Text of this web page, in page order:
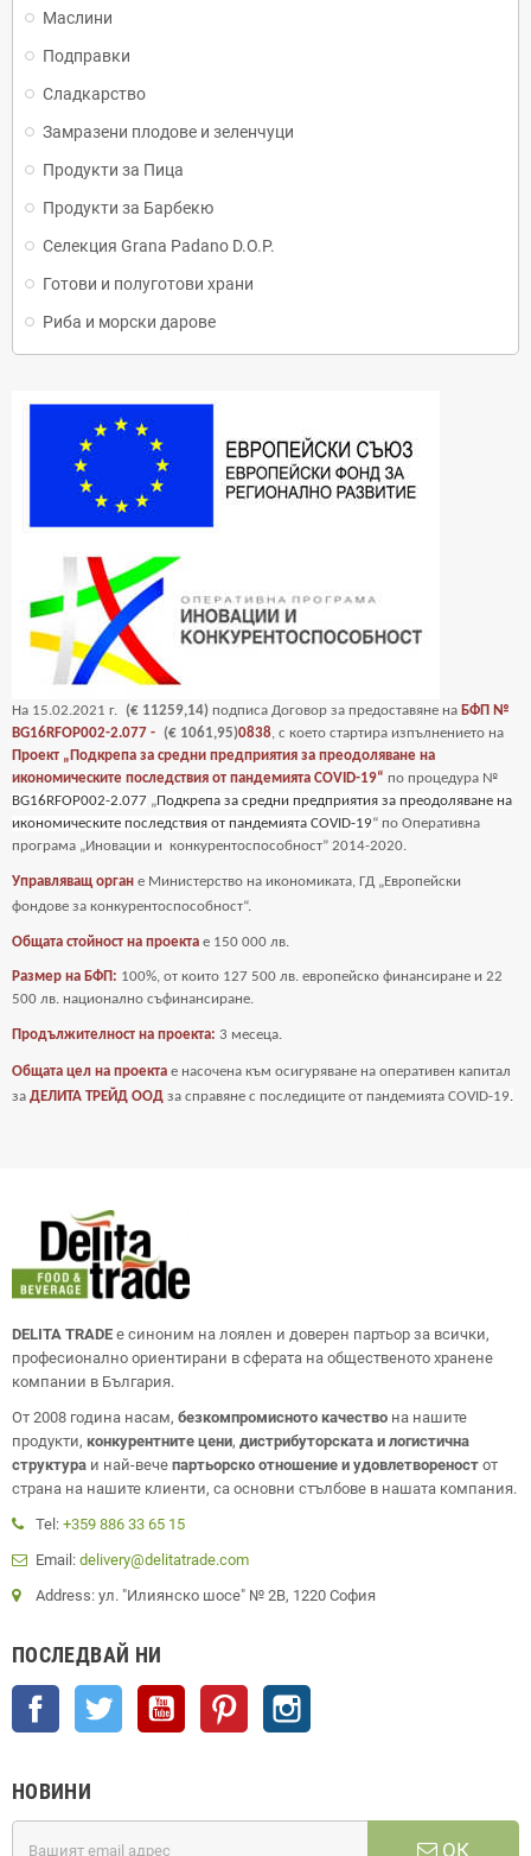
Маслини
Подправки
Сладкарство
Замразени плодове и зеленчуци
Продукти за Пица
Продукти за Барбекю
Селекция Grana Padano D.O.P.
Готови и полуготови храни
Риба и морски дарове
На 15.02.2021 г. (€ 11259,14) подписа Договор за предоставяне на БФП №
BG16RFOP002-2.077 - (€ 1061,95)0838, с което стартира изпълнението на
Проект „Подкрепа за средни предприятия за преодоляване на
икономическите последствия от пандемията COVID-19“ по процедура №
BG16RFOP002-2.077 „Подкрепа за средни предприятия за преодоляване на
икономическите последствия от пандемията COVID-19“ по Оперативна
програма „Иновации и конкурентоспособност” 2014-2020.
Управляващ орган е Министерство на икономиката, ГД „Европейски
фондове за конкурентоспособност“.
Общата стойност на проекта е 150 000 лв.
Размер на БФП: 100%, от които 127 500 лв. европейско финансиране и 22
500 лв. национално съфинансиране.
Продължителност на проекта: 3 месеца.
Общата цел на проекта е насочена към осигуряване на оперативен капитал
за ДЕЛИТА ТРЕЙД ООД за справяне с последиците от пандемията COVID-19.
DELITA TRADE е синоним на лоялен и доверен партьор за всички,
професионално ориентирани в сферата на общественото хранене
компании в България.
От 2008 година насам, безкомпромисното качество на нашите
продукти, конкурентните цени, дистрибуторската и логистична
структура и най-вече партьорско отношение и удовлетвореност от
страна на нашите клиенти, са основни стълбове в нашата компания.
Tel: +359 886 33 65 15
Email: delivery@delitatrade.com
Address: ул. "Илиянско шосе" № 2В, 1220 София
ПОСЛЕДВАЙ НИ
Facebook Twitter YouTube Pinterest
НОВИНИ
ОК